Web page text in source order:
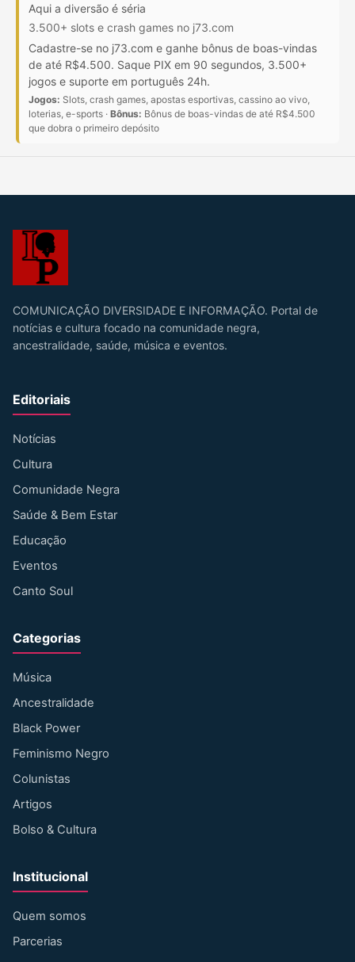
Aqui a diversão é séria
3.500+ slots e crash games no j73.com
Cadastre-se no j73.com e ganhe bônus de boas-vindas
de até R$4.500. Saque PIX em 90 segundos, 3.500+
jogos e suporte em português 24h.
Jogos: Slots, crash games, apostas esportivas, cassino ao vivo,
loterias, e-sports · Bônus: Bônus de boas-vindas de até R$4.500
que dobra o primeiro depósito
COMUNICAÇÃO DIVERSIDADE E INFORMAÇÃO. Portal de
notícias e cultura focado na comunidade negra,
ancestralidade, saúde, música e eventos.
Editoriais
Notícias
Cultura
Comunidade Negra
Saúde & Bem Estar
Educação
Eventos
Canto Soul
Categorias
Música
Ancestralidade
Black Power
Feminismo Negro
Colunistas
Artigos
Bolso & Cultura
Institucional
Quem somos
Parcerias